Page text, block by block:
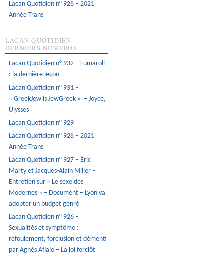
Lacan Quotidien n° 928 – 2021
Année Trans
LACAN QUOTIDIEN
DERNIERS NUMÉROS
Lacan Quotidien n° 932 – Fumaroli
: la dernière leçon
Lacan Quotidien n° 931 –
« GreekJew is JewGreek » – Joyce,
Ulysses
Lacan Quotidien n° 929
Lacan Quotidien n° 928 – 2021
Année Trans
Lacan Quotidien n° 927 – Éric
Marty et Jacques-Alain Miller –
Entretien sur « Le sexe des
Modernes » – Document – Lyon va
adopter un budget genré
Lacan Quotidien n° 926 –
Sexualités et symptôme :
refoulement, forclusion et démenti
par Agnès Aflalo – La loi forclôt